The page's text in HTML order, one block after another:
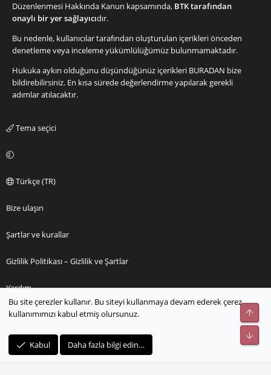
Düzenlenmesi Hakkında Kanun kapsamında, BTK tarafından
onaylı bir yer sağlayıcıdır.
Bu nedenle, kullanıcılar tarafından oluşturulan içerikleri önceden
denetleme veya inceleme yükümlülüğümüz bulunmamaktadır.
Hukuka aykırı olduğunu düşündüğünüz içerikleri BURADAN bize
bildirebilirsiniz. En kısa sürede değerlendirme yapılarak gerekli
adımlar atılacaktır.
Tema seçici
Türkçe (TR)
Bize ulaşın
Şartlar ve kurallar
Gizlilik Politikası – Gizlilik ve Şartlar
Yardım
Ana sayfa
S
S
Bu site çerezler kullanır. Bu siteyi kullanmaya devam ederek çerez
kullanımımızı kabul etmiş olursunuz.
Kabul Daha fazla bilgi edin…